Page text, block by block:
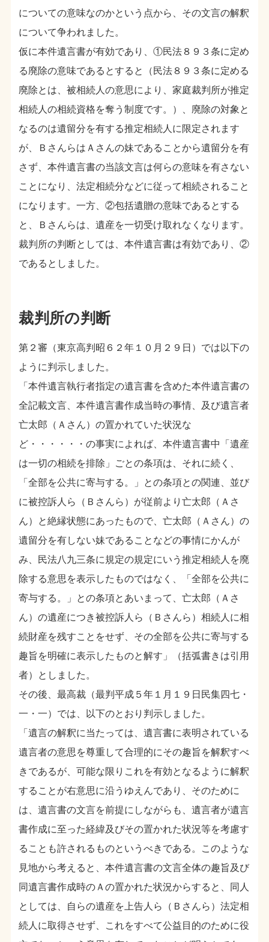
についての意味なのかという点から、その文言の解釈
について争われました。
仮に本件遺言書が有効であり、①民法８９３条に定め
る廃除の意味であるとすると（民法８９３条に定める
廃除とは、被相続人の意思により、家庭裁判所が推定
相続人の相続資格を奪う制度です。）、廃除の対象と
なるのは遺留分を有する推定相続人に限定されます
が、ＢさんらはＡさんの妹であることから遺留分を有
さず、本件遺言書の当該文言は何らの意味を有さない
ことになり、法定相続分などに従って相続されること
になります。一方、②包括遺贈の意味であるとする
と、Ｂさんらは、遺産を一切受け取れなくなります。
裁判所の判断としては、本件遺言書は有効であり、②
であるとしました。
裁判所の判断
第２審（東京高判昭６２年１０月２９日）では以下の
ように判示しました。
「本件遺言執行者指定の遺言書を含めた本件遺言書の
全記載文言、本件遺言書作成当時の事情、及び遺言者
亡太郎（Ａさん）の置かれていた状況な
ど・・・・・・の事実によれば、本件遺言書中「遺産
は一切の相続を排除」ごとの条項は、それに続く、
「全部を公共に寄与する。」との条項との関連、並び
に被控訴人ら（Ｂさんら）が従前より亡太郎（Ａさ
ん）と絶縁状態にあったもので、亡太郎（Ａさん）の
遺留分を有しない妹であることなどの事情にかんが
み、民法八九三条に規定の規定にいう推定相続人を廃
除する意思を表示したものではなく、「全部を公共に
寄与する。」との条項とあいまって、亡太郎（Ａさ
ん）の遺産につき被控訴人ら（Ｂさんら）相続人に相
続財産を残すことをせず、その全部を公共に寄与する
趣旨を明確に表示したものと解す」（括弧書きは引用
者）としました。
その後、最高裁（最判平成５年１月１９日民集四七・
一・一）では、以下のとおり判示しました。
「遺言の解釈に当たっては、遺言書に表明されている
遺言者の意思を尊重して合理的にその趣旨を解釈すべ
きであるが、可能な限りこれを有効となるように解釈
することが右意思に沿うゆえんであり、そのために
は、遺言書の文言を前提にしながらも、遺言者が遺言
書作成に至った経緯及びその置かれた状況等を考慮す
ることも許されるものというべきである。このような
見地から考えると、本件遺言書の文言全体の趣旨及び
同遺言書作成時のＡの置かれた状況からすると、同人
としては、自らの遺産を上告人ら（Ｂさんら）法定相
続人に取得させず、これをすべて公益目的のために役